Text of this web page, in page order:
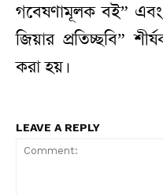
গবেষণামূলক বই” এবং
জিয়ার প্রতিচ্ছবি”
করা হয়।
LEAVE A REPLY